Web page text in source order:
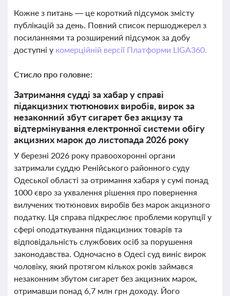
Кожне з питань — це короткий підсумок змісту
публікацій за день. Повний список першоджерел з
посиланнями та розширений підсумок за добу
доступні у комерційній версії Платформи LIGA360.
Стисло про головне:
Затримання судді за хабар у справі
підакцизних тютюнових виробів, вирок за
незаконний збут сигарет без акцизу та
відтермінування електронної системи обігу
акцизних марок до листопада 2026 року
У березні 2026 року правоохоронні органи
затримали суддю Ренійського районного суду
Одеської області за отримання хабаря у сумі понад
1000 євро за ухвалення рішення про повернення
вилучених тютюнових виробів без марок акцизного
податку. Ця справа підкреслює проблеми корупції у
сфері оподаткування підакцизних товарів та
відповідальність службових осіб за порушення
законодавства. Одночасно в Одесі суд виніс вирок
чоловіку, який протягом кількох років займався
незаконним збутом сигарет без акцизних марок,
отримавши понад 6,7 млн грн доходу. Його